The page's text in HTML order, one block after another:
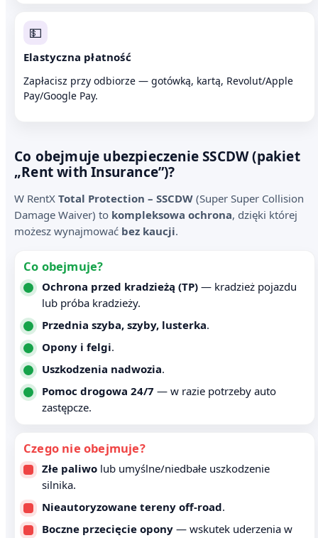
💵
Elastyczna płatność
Zapłacisz przy odbiorze — gotówką, kartą, Revolut/Apple
Pay/Google Pay.
Co obejmuje ubezpieczenie SSCDW (pakiet
„Rent with Insurance”)?
W RentX Total Protection – SSCDW (Super Super Collision
Damage Waiver) to kompleksowa ochrona, dzięki której
możesz wynajmować bez kaucji.
Co obejmuje?
Ochrona przed kradzieżą (TP) — kradzież pojazdu
lub próba kradzieży.
Przednia szyba, szyby, lusterka.
Opony i felgi.
Uszkodzenia nadwozia.
Pomoc drogowa 24/7 — w razie potrzeby auto
zastępcze.
Czego nie obejmuje?
Złe paliwo lub umyślne/niedbałe uszkodzenie
silnika.
Nieautoryzowane tereny off-road.
Boczne przecięcie opony — wskutek uderzenia w